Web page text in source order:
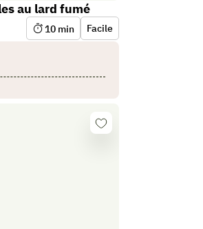
au lard fumé
10 min Facile